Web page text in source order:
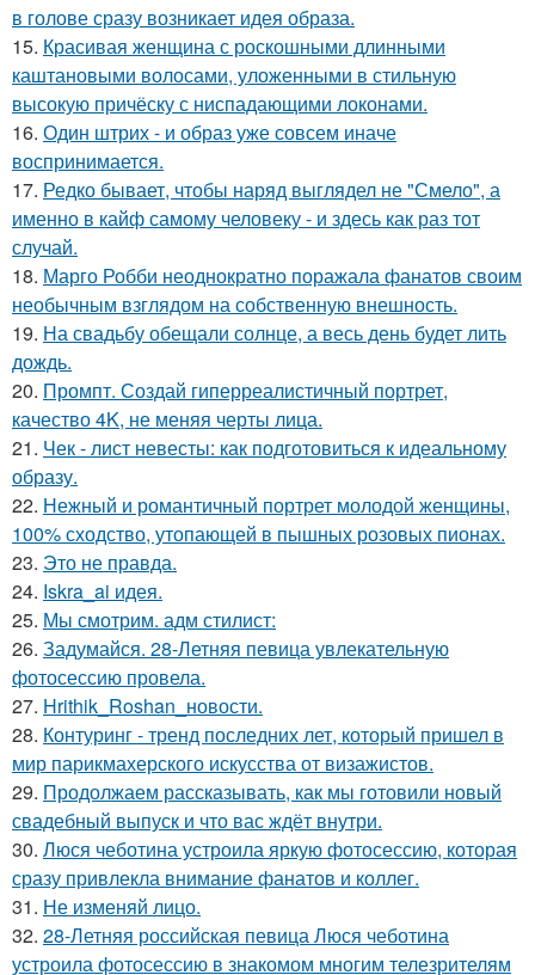
в голове сразу возникает идея образа.
15. Красивая женщина с роскошными длинными
каштановыми волосами, уложенными в стильную
высокую причёску с ниспадающими локонами.
16. Один штрих - и образ уже совсем иначе
воспринимается.
17. Редко бывает, чтобы наряд выглядел не "Смело", а
именно в кайф самому человеку - и здесь как раз тот
случай.
18. Марго Робби неоднократно поражала фанатов своим
необычным взглядом на собственную внешность.
19. На свадьбу обещали солнце, а весь день будет лить
дождь.
20. Промпт. Создай гиперреалистичный портрет,
качество 4K, не меняя черты лица.
21. Чек - лист невесты: как подготовиться к идеальному
образу.
22. Нежный и романтичный портрет молодой женщины,
100% сходство, утопающей в пышных розовых пионах.
23. Это не правда.
24. Iskra_ai идея.
25. Мы смотрим. адм стилист:
26. Задумайся. 28-Летняя певица увлекательную
фотосессию провела.
27. Hrithik_Roshan_новости.
28. Контуринг - тренд последних лет, который пришел в
мир парикмахерского искусства от визажистов.
29. Продолжаем рассказывать, как мы готовили новый
свадебный выпуск и что вас ждёт внутри.
30. Люся чеботина устроила яркую фотосессию, которая
сразу привлекла внимание фанатов и коллег.
31. Не изменяй лицо.
32. 28-Летняя российская певица Люся чеботина
устроила фотосессию в знакомом многим телезрителям